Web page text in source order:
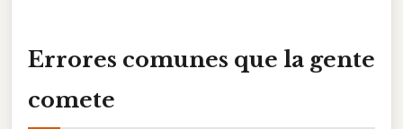
Errores comunes que la gente
comete